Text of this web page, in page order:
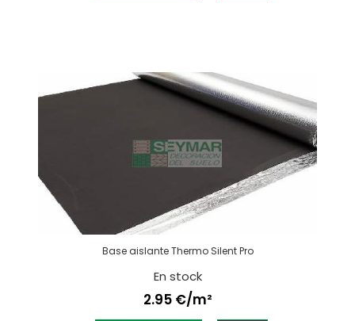
Base aislante Thermo Silent Pro
En stock
2.95 €/m²